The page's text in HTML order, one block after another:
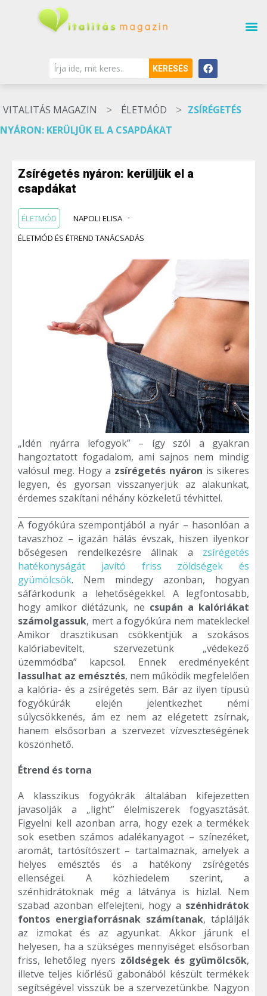
KERESÉS
VITALITÁS MAGAZIN > ÉLETMÓD > ZSÍRÉGETÉS
NYÁRON: KERÜLJÜK EL A CSAPDÁKAT
Zsírégetés nyáron: kerüljük el a
csapdákat
ÉLETMÓD
NAPOLI ELISA
ÉLETMÓD ÉS ÉTREND TANÁCSADÁS
„Idén nyárra lefogyok” – így szól a gyakran
hangoztatott fogadalom, ami sajnos nem mindig
valósul meg. Hogy a zsírégetés nyáron is sikeres
legyen, és gyorsan visszanyerjük az alakunkat,
érdemes szakítani néhány közkeletű tévhittel.
A fogyókúra szempontjából a nyár – hasonlóan a
tavaszhoz – igazán hálás évszak, hiszen ilyenkor
bőségesen rendelkezésre állnak a zsírégetés
hatékonyságát javító friss zöldségek és
gyümölcsök. Nem mindegy azonban, hogyan
sáfárkodunk a lehetőségekkel. A legfontosabb,
hogy amikor diétázunk, ne csupán a kalóriákat
számolgassuk, mert a fogyókúra nem mateklecke!
Amikor drasztikusan csökkentjük a szokásos
kalóriabevitelt, szervezetünk „védekező
üzemmódba” kapcsol. Ennek eredményeként
lassulhat az emésztés, nem működik megfelelően
a kalória- és a zsírégetés sem. Bár az ilyen típusú
fogyókúrák elején jelentkezhet némi
súlycsökkenés, ám ez nem az elégetett zsírnak,
hanem elsősorban a szervezet vízveszteségének
köszönhető.
Étrend és torna
A klasszikus fogyókrák általában kifejezetten
javasolják a „light” élelmiszerek fogyasztását.
Figyelni kell azonban arra, hogy ezek a termékek
sok esetben számos adalékanyagot – színezéket,
aromát, tartósítószert – tartalmaznak, amelyek a
helyes emésztés és a hatékony zsírégetés
ellenségei. A közhiedelem szerint, a
szénhidrátoknak még a látványa is hizlal. Nem
szabad azonban elfelejteni, hogy a szénhidrátok
fontos energiaforrásnak számítanak, táplálják
az izmokat és az agyunkat. Akkor járunk el
helyesen, ha a szükséges mennyiséget elsősorban
friss, lehetőleg nyers zöldségek és gyümölcsök,
illetve teljes kiőrlésű gabonából készült termékek
segítségével visszük be a szervezetünkbe. Nagyon